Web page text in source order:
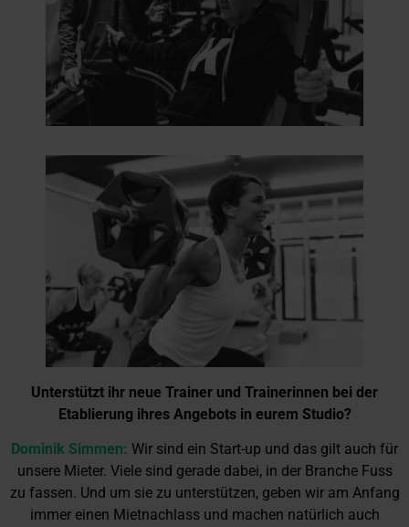
Unterstützt ihr neue Trainer und Trainerinnen bei der
Etablierung ihres Angebots in eurem Studio?
Dominik Simmen: Wir sind ein Start-up und das gilt auch für
unsere Mieter. Viele sind gerade dabei, in der Branche Fuss
zu fassen. Und um sie zu unterstützen, geben wir am Anfang
immer einen Mietnachlass und machen natürlich auch